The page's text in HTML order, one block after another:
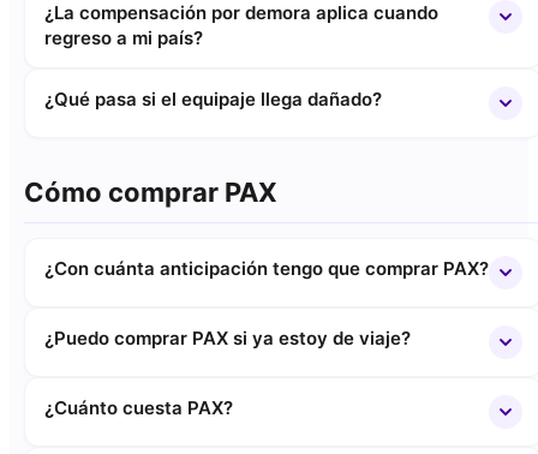
¿La compensación por demora aplica cuando
regreso a mi país?
¿Qué pasa si el equipaje llega dañado?
Cómo comprar PAX
¿Con cuánta anticipación tengo que comprar PAX?
¿Puedo comprar PAX si ya estoy de viaje?
¿Cuánto cuesta PAX?